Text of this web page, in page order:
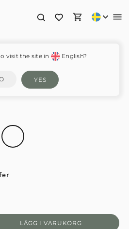
LÄGG I VARUKORG
visit the site in English?
YES